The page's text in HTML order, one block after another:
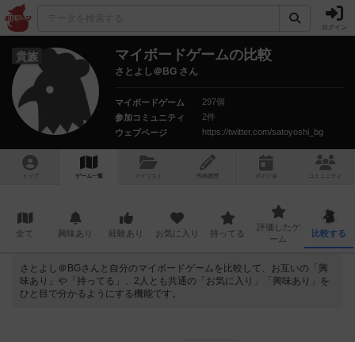
ログイン
貴族 マイボードゲームの比較
さとよし＠BG さん
マイボードゲーム
297個
参加コミュニティ
2件
ウェブページ
https://twitter.com/satoyoshi_bg
トップ ゲーム一覧 マイリスト 投稿履歴 ボ ドゲ コミュニティ
全て 興味あり 経験あり お気に入り 持ってる
評価したゲ
ーム
比較する
さとよし＠BGさんと自分のマイボードゲームを比較して、お互いの「興
味あり」や「持ってる」、2人とも共通の「お気に入り」「興味あり」を
ひと目で分かるようにする機能です。